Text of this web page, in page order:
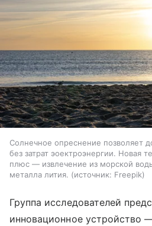
Солнечное опреснение позволяет
без затрат эоектроэнергии. Новая
плюс — извлечение из морской
металла лития.
источник: Freepik
Группа исследователей
инновационное устройство